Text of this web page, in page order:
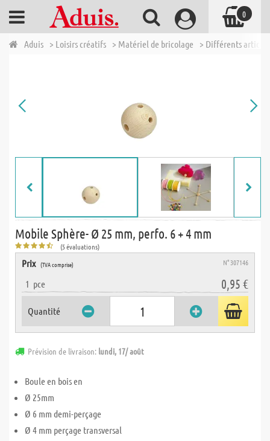
Aduis > Loisirs créatifs > Matériel de bricolage > Différents
Mobile Sphère- Ø 25 mm, perfo. 6 + 4 mm
(5 évaluations)
Prix (TVA comprise) N° 307146
1 pce 0,95 €
Quantité
Prévision de livraison: lundi, 17/ août
Boule en bois en
Ø 25mm
Ø 6 mm demi-perçage
Ø 4 mm perçage transversal
0